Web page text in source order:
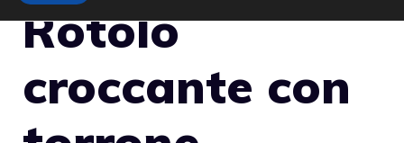
Rotolo
croccante con